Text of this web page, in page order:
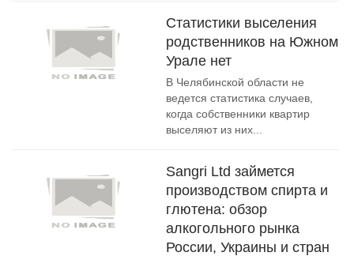
Статистики выселения
родственников на Южном
Урале нет
В Челябинской области не
ведется статистика случаев,
когда собственники квартир
выселяют из них...
Sangri Ltd займется
производством спирта и
глютена: обзор
алкогольного рынка
России, Украины и стран